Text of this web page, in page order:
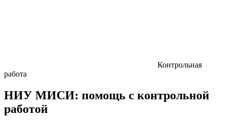
Контрольная
работа
НИУ МИСИ: помощь с контрольной
работой